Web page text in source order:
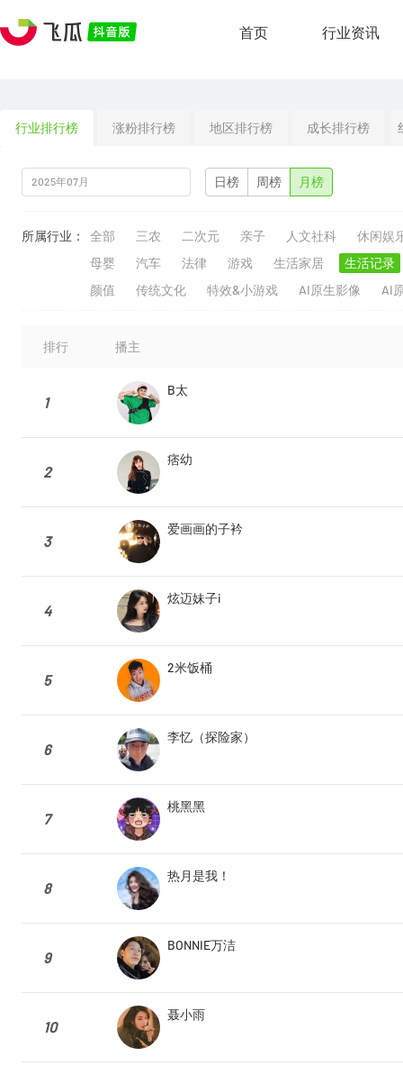
首页 行业资讯
行业排行榜 涨粉排行榜 地区排行榜 成长排行榜
日榜 周榜 月榜
所属行业： 全部 三农 二次元 亲子 人文社科
休闲娱
母婴
汽车 法律 游戏 生活家居
生活记录
颜值
传统文化 特效&小游戏 AI原生影像 AI
排行 播主
1
B太
2
痞幼
3
爱画画的子衿
4
炫迈妹子i
5
2米饭桶
6
李忆（探险家）
7
桃黑黑
8
热月是我！
9
BONNIE万洁
10
聂小雨